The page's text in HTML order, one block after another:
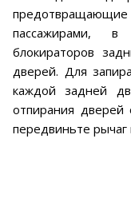
пассажирами, в
блокираторов
дверей. Для
каждой задней
отпирания
передвиньте